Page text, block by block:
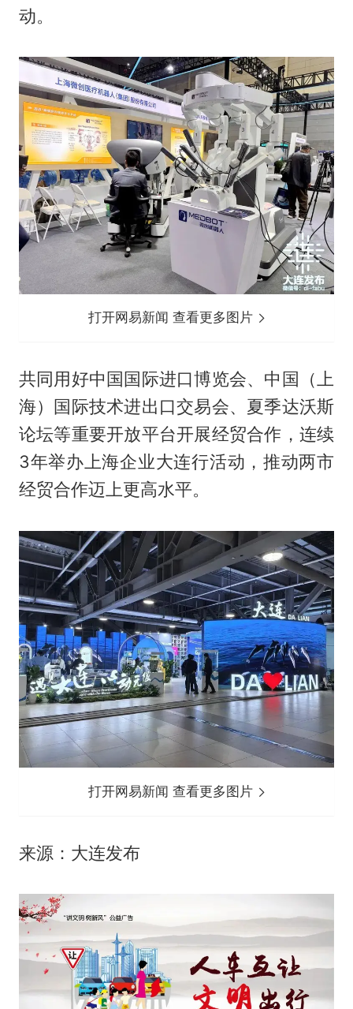
动。
打开网易新闻 查看更多图片
共同用好中国国际进口博览会、中国（上
海）国际技术进出口交易会、夏季达沃斯
论坛等重要开放平台开展经贸合作，连续
3年举办上海企业大连行活动，推动两市
经贸合作迈上更高水平。
打开网易新闻 查看更多图片
来源：大连发布